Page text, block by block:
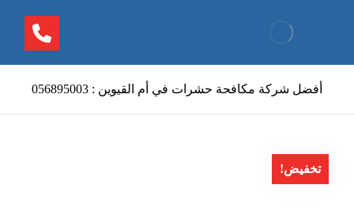
أفضل شركة مكافحة حشرات في أم القيوين : 056895003
تخفيض!